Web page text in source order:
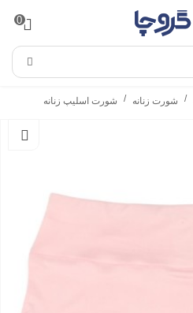
0
/ شورت زنانه / شورت اسلیپ زنانه